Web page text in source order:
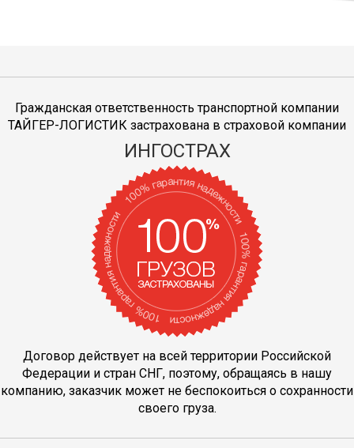
Гражданская ответственность транспортной компании
ТАЙГЕР-ЛОГИСТИК застрахована в страховой компании
ИНГОСТРАХ
Договор действует на всей территории Российской
Федерации и стран СНГ, поэтому, обращаясь в нашу
компанию, заказчик может не беспокоиться о сохранности
своего груза.